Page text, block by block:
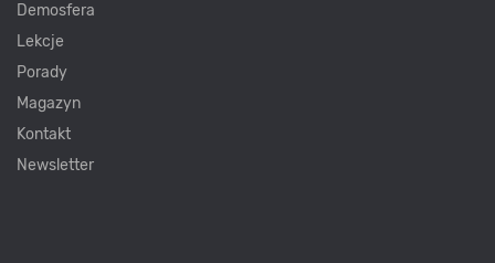
Demosfera
Lekcje
Porady
Magazyn
Kontakt
Newsletter